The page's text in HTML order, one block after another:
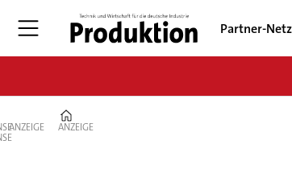
Partner-
ANZEIGE ANZEIGE